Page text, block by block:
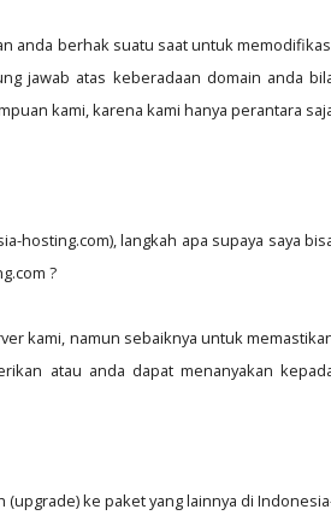
anda berhak suatu saat untuk
jawab atas keberadaan domain anda
kami, karena kami hanya perantara
hosting.com), langkah apa supaya saya
?
kami, namun sebaiknya untuk
atau anda dapat menanyakan
ke paket yang lainnya di